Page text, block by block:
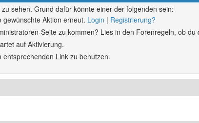
sehen. Grund dafür könnte einer der folgenden sein:
Aktion erneut. Login | Registrierung?
Seite zu kommen? Lies in den Forenregeln, ob
auf Aktivierung.
Link zu benutzen.